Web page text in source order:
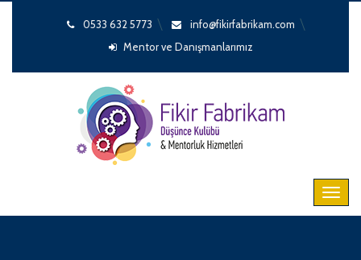
0533 632 5773
info@fikirfabrikam.com
Mentor ve Danışmanlarımız